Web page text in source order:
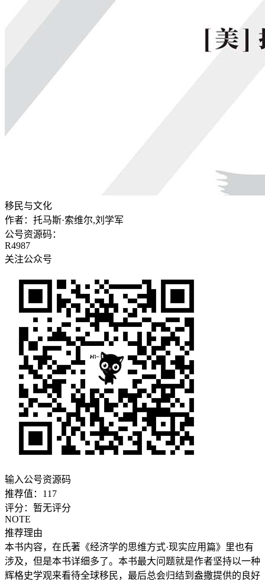
移民与文化
作者： 托马斯·索维尔,刘学军
公号资源码：
R4987
关注公众号
输入公号资源码
推荐值： 117
评分： 暂无评分
NOTE
推荐理由
本书内容，在氏著《经济学的思维方式·现实应用篇》里也有
涉及，但是本书详细多了。本书最大问题就是作者坚持以一种
辉格史学观来看待全球移民，最后总会归结到盎撒提供的良好